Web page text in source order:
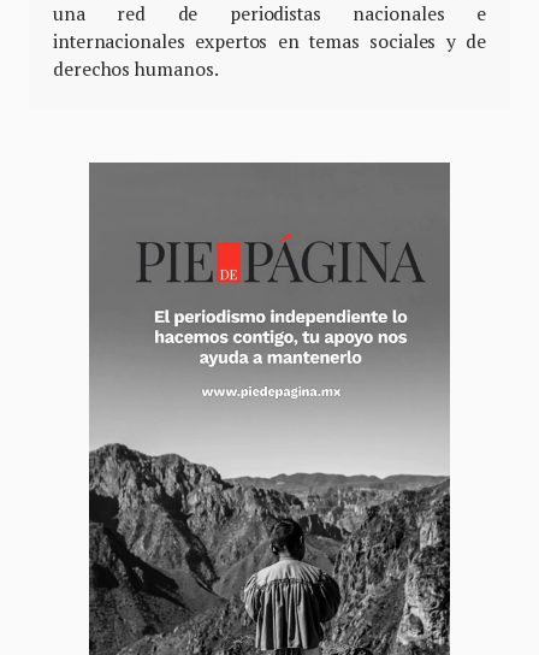
una red de periodistas nacionales e
internacionales expertos en temas sociales y de
derechos humanos.